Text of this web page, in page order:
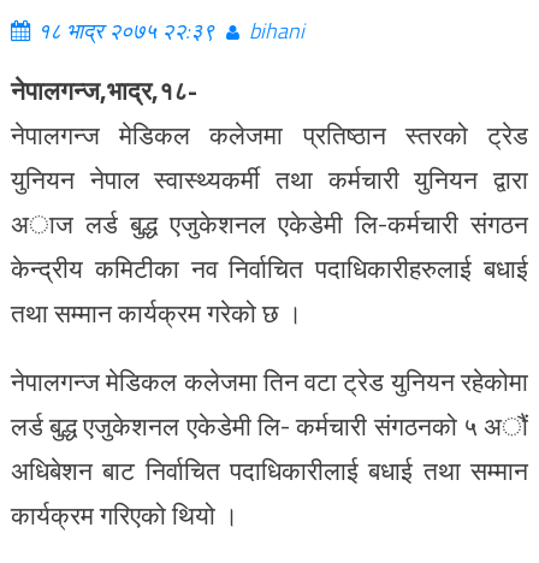
१८ भाद्र २०७५ २२:३९ bihani
नेपालगन्ज,भाद्र,१८-
नेपालगन्ज मेडिकल कलेजमा प्रतिष्ठान स्तरको ट्रेड
युनियन नेपाल स्वास्थ्यकर्मी तथा कर्मचारी युनियन द्वारा
अाज लर्ड बुद्ध एजुकेशनल एकेडेमी लि-कर्मचारी संगठन
केन्द्रीय कमिटीका नव निर्वाचित पदाधिकारीहरुलाई बधाई
तथा सम्मान कार्यक्रम गरेको छ ।
नेपालगन्ज मेडिकल कलेजमा तिन वटा ट्रेड युनियन रहेकोमा
लर्ड बुद्ध एजुकेशनल एकेडेमी लि- कर्मचारी संगठनको ५ अौं
अधिबेशन बाट निर्वाचित पदाधिकारीलाई बधाई तथा सम्मान
कार्यक्रम गरिएको थियो ।